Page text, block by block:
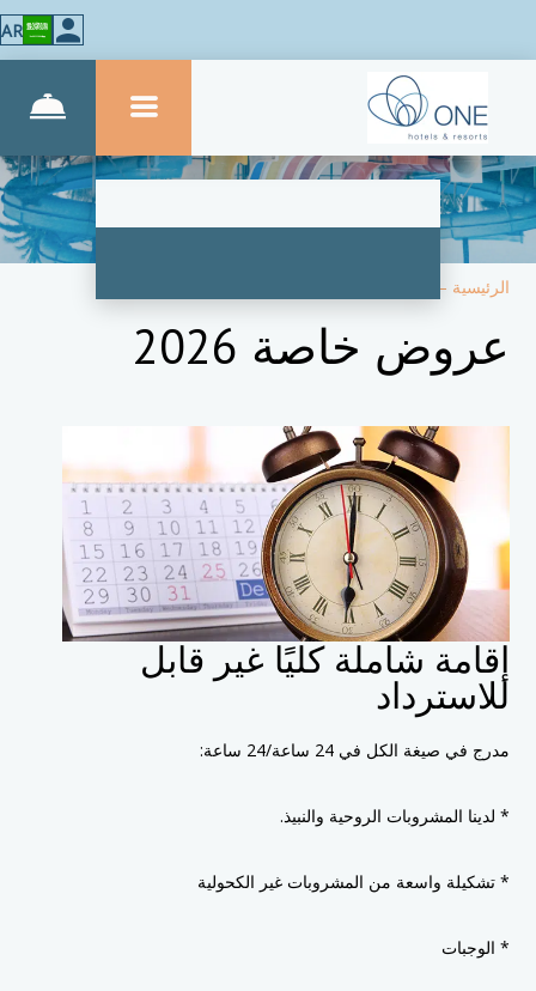
AR
الرئيسية –
عروض خاصة 2026
إقامة شاملة كليًا غير قابل
للاسترداد
مدرج في صيغة الكل في 24 ساعة/24 ساعة:
* لدينا المشروبات الروحية والنبيذ.
* تشكيلة واسعة من المشروبات غير الكحولية
* الوجبات